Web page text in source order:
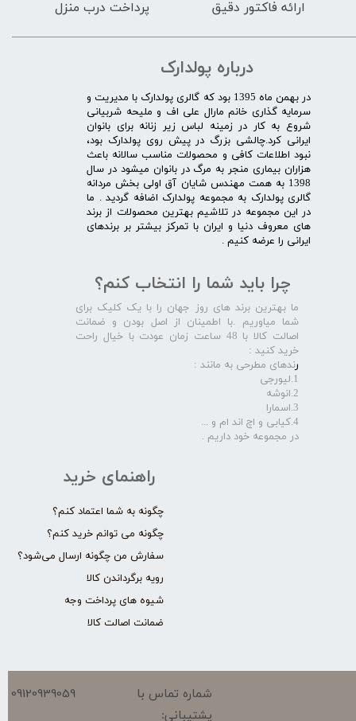
ارائه فاکتور دقیق پرداخت درب منزل
درباره پولدارک
در بهمن ماه 1395 بود که گالری پولدارک با مدیریت و
سرمایه گذاری خانم مارال علی اف و ملیحه شربیانی
شروع به کار در زمینه لباس زیر زنانه برای بانوان
ایرانی کرد.چالشی بزرگ در پیش روی پولدارک بود،
نبود اطلاعات کافی و محصولات مناسب سالانه باعث
هزاران بیماری منجر به مرگ در بانوان میشود در سال
1398 به همت مهندس شایان آق اولی بخش مردانه
گالری پولدارک به مجموعه پولدارک اضافه گردید . ما
در این مجموعه در تلاشیم بهترین محصولات از برند
های معروف دنیا و ایران با تمرکز بیشتر بر برندهای
ایرانی را عرضه کنیم .​​​​​​​
راهنمای خرید
چگونه به شما اعتماد کنم؟
چگونه می توانم خرید کنم؟
سفارش من چگونه ارسال می‌شود؟
رویه برگرداندن کالا
شیوه های پرداخت وجه
ضمانت اصالت کالا
چرا باید شما را انتخاب کنم؟
ما بهترین برند های روز جهان را با یک کلیک برای
شما میاوریم .با اطمینان از اصل بودن و ضمانت
اصالت کالا با 48 ساعت زمان عودت با خیال راحت
خرید کنید :
رندهای مطرحی به مانند :
1.لیورجی
2.انوشه
3.اسمارا
4.کیابی و اچ اند ام و ...
در مجموعه خود داریم .​​​​​​​
شماره تماس با
پشتیبانی:
09120939059